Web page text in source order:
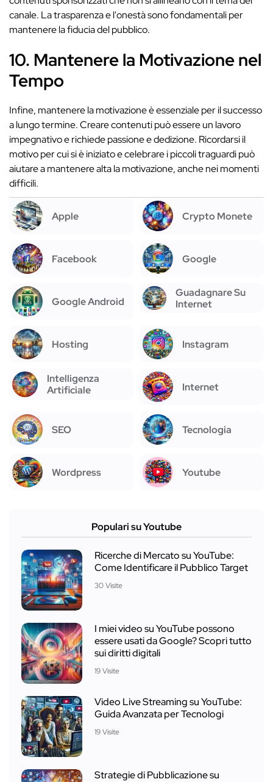
canale. La trasparenza e l'onestà sono fondamentali per
mantenere la fiducia del pubblico.
10. Mantenere la Motivazione nel
Tempo
Infine, mantenere la motivazione è essenziale per il successo
a lungo termine. Creare contenuti può essere un lavoro
impegnativo e richiede passione e dedizione. Ricordarsi il
motivo per cui si è iniziato e celebrare i piccoli traguardi può
aiutare a mantenere alta la motivazione, anche nei momenti
difficili.
Apple Crypto Monete
Facebook Google
Google Android
Guadagnare Su
Internet
Hosting Instagram
Intelligenza
Artificiale
Internet
SEO Tecnologia
Wordpress Youtube
Populari su Youtube
Ricerche di Mercato su YouTube:
Come Identificare il Pubblico Target
30 Visite
I miei video su YouTube possono
essere usati da Google? Scopri tutto
sui diritti digitali
19 Visite
Video Live Streaming su YouTube:
Guida Avanzata per Tecnologi
19 Visite
Strategie di Pubblicazione su